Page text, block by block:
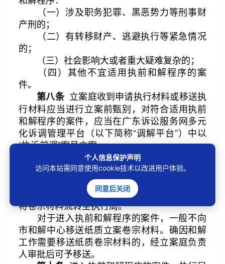
（一）涉及职务犯罪、黑恶势力等刑事财
产刑的；
（二）有转移财产、逃避执行等紧急情况
的；
（三）社会影响大或者重大疑难复杂的；
（四）其他不宜适用执前和解程序的案
件。
第八条立案庭收到申请执行材料或移送执
行材料应当进行立案前甄别，对符合适用执前
和解程序的案件，应当在广东诉讼服务网多元
化诉调管理平台（以下简称“调解平台”）中以
“执诉前调”案号立案。
立案庭应当在立案后当天将案件卷
宗材料移交扫描中心进行电子档案扫描。
扫描中心应当在接收卷宗材料二日内完成
扫描以及将材料上传至调解平台的工作，同时
将卷宗材料流转至执行局。
对于进入执前和解程序的案件，一般不向
市和解中心移送纸质立案卷宗材料。确因和解
工作需要移送纸质卷宗材料的，经立案庭负责
人审批后可予移送。
个人信息保护声明
访问本站需同意使用cookie技术以改进用户体验。
同意后关闭